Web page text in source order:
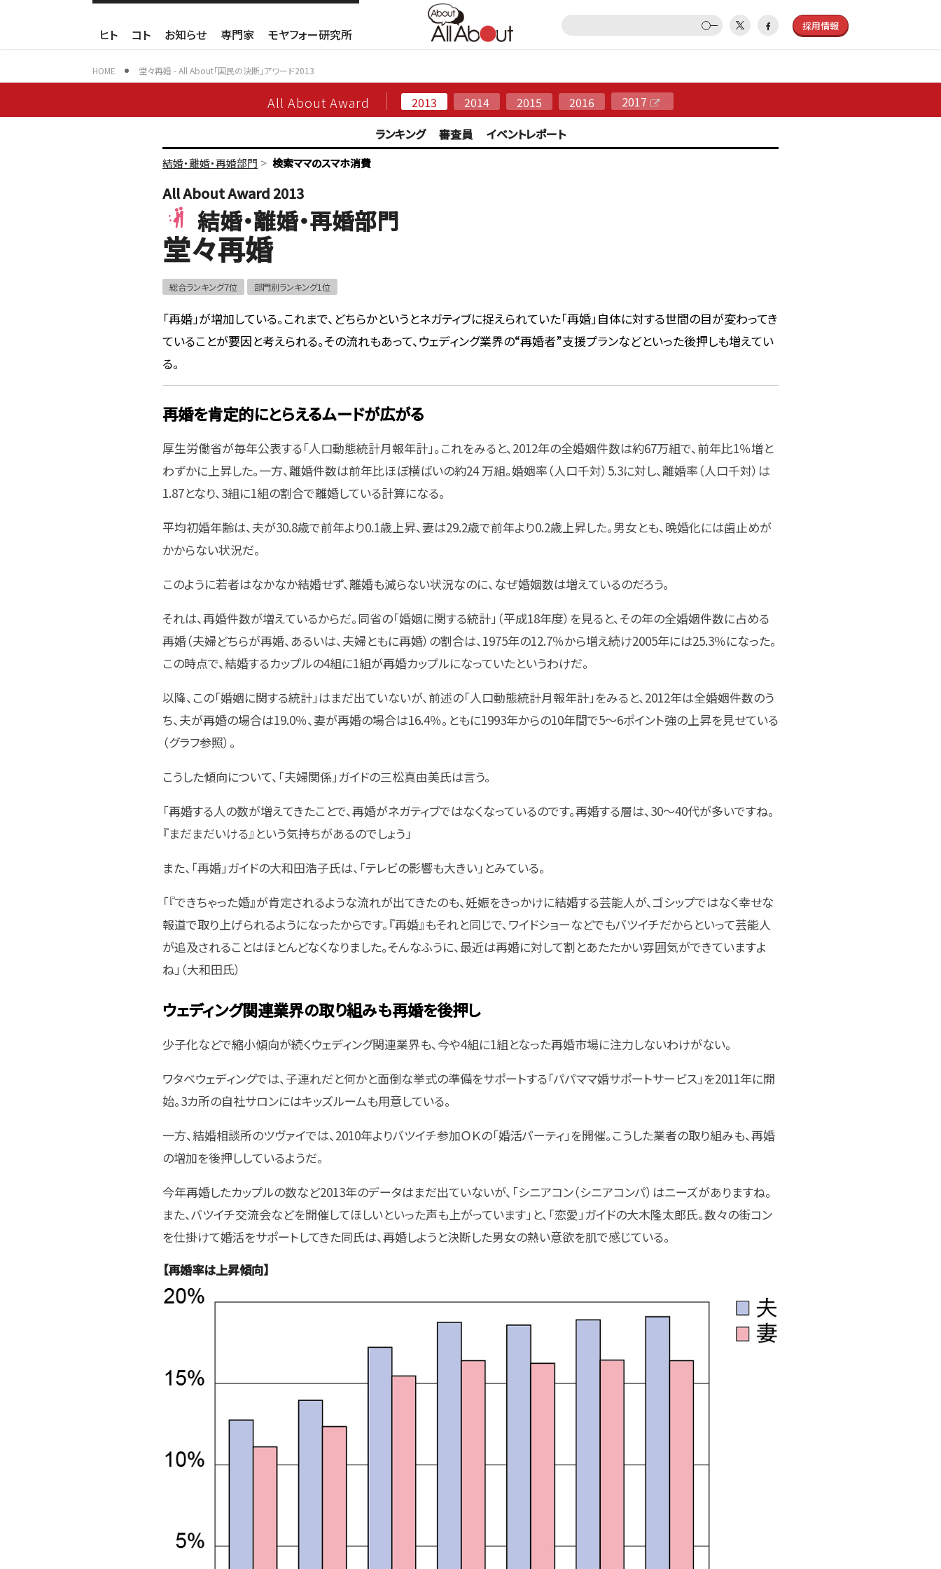
ヒト コト お知らせ 専門家 モヤフォー研究所
採用情報
HOME 堂々再婚 - All About「国民の決断」アワード2013
All About Award 2013 2014 2015 2016
2017
ランキング
審査員 イベントレポート
結婚・離婚・再婚部門 > 検索ママのスマホ消費
All About Award 2013
結婚・離婚・再婚部門
堂々再婚
総合ランキング7位 部門別ランキング1位
「再婚」が増加している。これまで、どちらかというとネガティブに捉えられていた「再婚」自体に対する世間の目が変わってき
ていることが要因と考えられる。その流れもあって、ウェディング業界の“再婚者”支援プランなどといった後押しも増えてい
る。
再婚を肯定的にとらえるムードが広がる
厚生労働省が毎年公表する「人口動態統計月報年計」。これをみると、2012年の全婚姻件数は約67万組で、前年比1％増と
わずかに上昇した。一方、離婚件数は前年比ほぼ横ばいの約24 万組。婚姻率（人口千対）5.3に対し、離婚率（人口千対）は
1.87となり、3組に1組の割合で離婚している計算になる。
平均初婚年齢は、夫が30.8歳で前年より0.1歳上昇、妻は29.2歳で前年より0.2歳上昇した。男女とも、晩婚化には歯止めが
かからない状況だ。
このように若者はなかなか結婚せず、離婚も減らない状況なのに、なぜ婚姻数は増えているのだろう。
それは、再婚件数が増えているからだ。同省の「婚姻に関する統計」（平成18年度）を見ると、その年の全婚姻件数に占める
再婚（夫婦どちらが再婚、あるいは、夫婦ともに再婚）の割合は、1975年の12.7％から増え続け2005年には25.3％になった。
この時点で、結婚するカップルの4組に1組が再婚カップルになっていたというわけだ。
以降、この「婚姻に関する統計」はまだ出ていないが、前述の「人口動態統計月報年計」をみると、2012年は全婚姻件数のう
ち、夫が再婚の場合は19.0％、妻が再婚の場合は16.4％。ともに1993年からの10年間で5～6ポイント強の上昇を見せている
（グラフ参照）。
こうした傾向について、「夫婦関係」ガイドの三松真由美氏は言う。
「再婚する人の数が増えてきたことで、再婚がネガティブではなくなっているのです。再婚する層は、30～40代が多いですね。
『まだまだいける』という気持ちがあるのでしょう」
また、「再婚」ガイドの大和田浩子氏は、「テレビの影響も大きい」とみている。
「『できちゃった婚』が肯定されるような流れが出てきたのも、妊娠をきっかけに結婚する芸能人が、ゴシップではなく幸せな
報道で取り上げられるようになったからです。『再婚』もそれと同じで、ワイドショーなどでもバツイチだからといって芸能人
が追及されることはほとんどなくなりました。そんなふうに、最近は再婚に対して割とあたたかい雰囲気ができていますよ
ね」（大和田氏）
ウェディング関連業界の取り組みも再婚を後押し
少子化などで縮小傾向が続くウェディング関連業界も、今や4組に1組となった再婚市場に注力しないわけがない。
ワタベウェディングでは、子連れだと何かと面倒な挙式の準備をサポートする「パパママ婚サポートサービス」を2011年に開
始。3カ所の自社サロンにはキッズルームも用意している。
一方、結婚相談所のツヴァイでは、2010年よりバツイチ参加ＯＫの「婚活パーティ」を開催。こうした業者の取り組みも、再婚
の増加を後押ししているようだ。
今年再婚したカップルの数など2013年のデータはまだ出ていないが、「シニアコン（シニアコンパ）はニーズがありますね。
また、バツイチ交流会などを開催してほしいといった声も上がっています」と、「恋愛」ガイドの大木隆太郎氏。数々の街コン
を仕掛けて婚活をサポートしてきた同氏は、再婚しようと決断した男女の熱い意欲を肌で感じている。
【再婚率は上昇傾向】